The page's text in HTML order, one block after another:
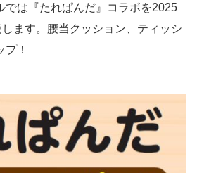
では『たれぱんだ』コラボを2025
ます。腰当クッション、ティッシ
！